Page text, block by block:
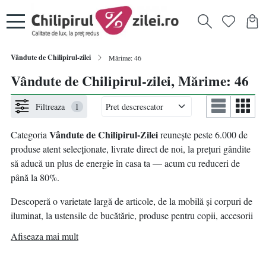
Vândute de Chilipirul-zilei Mărime: 46
Vândute de Chilipirul-zilei, Mărime: 46
Filtreaza 1
Categoria Vândute de Chilipirul-Zileireunește peste 6.000 de
produse atent selecționate, livrate direct de noi, la prețuri gândite
să aducă un plus de energie în casa ta — acum cu reduceri de
până la 80%.
Descoperă o varietate largă de articole, de la mobilă și corpuri de
iluminat, la ustensile de bucătărie, produse pentru copii, accesorii
idei practice pentru un nou început.
Afiseaza mai mult